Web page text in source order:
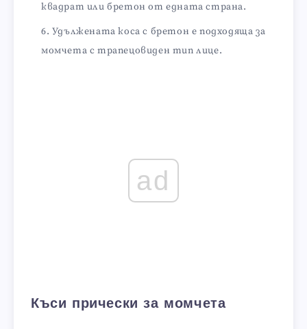
квадрат или бретон от едната страна.
Удължената коса с бретон е подходяща за
момчета с трапецовиден тип лице.
ad
Къси прически за момчета